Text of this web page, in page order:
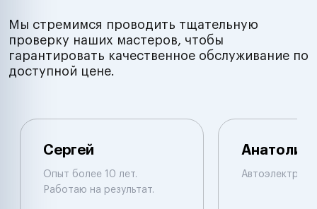
Мы стремимся проводить тщательную
проверку наших мастеров, чтобы
гарантировать качественное обслуживание по
доступной цене.
Сергей
Опыт более 10 лет.
Работаю на результат.
Анатолий
Автоэлектрик